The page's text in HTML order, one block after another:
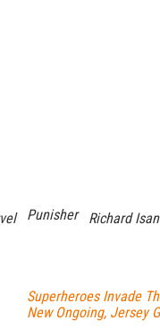
Punisher Richard
Superheroes Invade
New Ongoing, Jersey